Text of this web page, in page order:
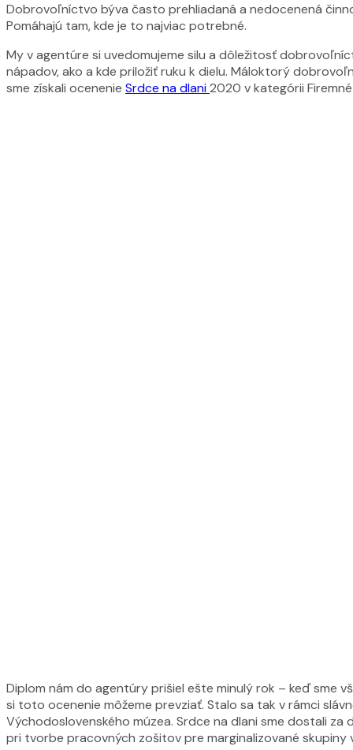
Dobrovoľníctvo býva často prehliadaná a nedocenená
Pomáhajú tam, kde je to najviac potrebné.
My v agentúre si uvedomujeme silu a dôležitosť
nápadov, ako a kde priložiť ruku k dielu. Máloktorý
sme získali ocenenie Srdce na dlani2020 v kategórii
Diplom nám do agentúry prišiel ešte minulý rok – keď sme
si toto ocenenie môžeme prevziať. Stalo sa tak v rámci
Východoslovenského múzea. Srdce na dlani sme dostali
pri tvorbe pracovných zošitov pre marginalizované skupiny